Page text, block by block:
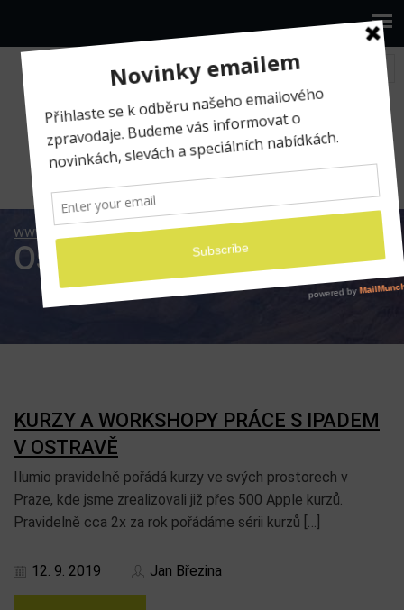
www.ilumio.cz Ostrava
Ostrava
KURZY A WORKSHOPY PRÁCE S IPADEM
V OSTRAVĚ
Ilumio pravidelně pořádá kurzy ve svých prostorech v
Praze, kde jsme zrealizovali již přes 500 Apple kurzů.
Pravidelně cca 2x za rok pořádáme sérii kurzů […]
12. 9. 2019 Jan Březina